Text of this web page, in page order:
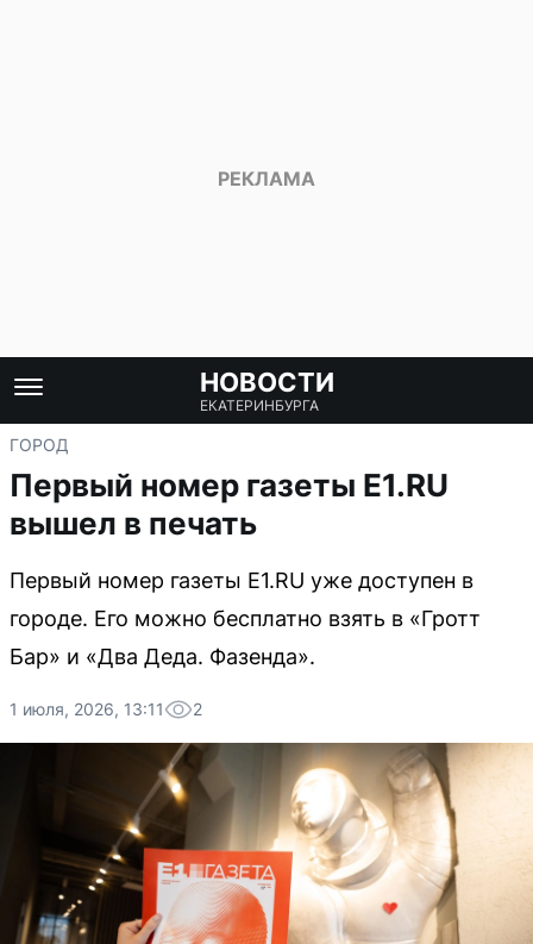
НОВОСТИ
ЕКАТЕРИНБУРГА
ГОРОД
Первый номер газеты E1.RU
вышел в печать
Первый номер газеты E1.RU уже доступен в
городе. Его можно бесплатно взять в «Гротт
Бар» и «Два Деда. Фазенда».
1 июля, 2026, 13:11 2